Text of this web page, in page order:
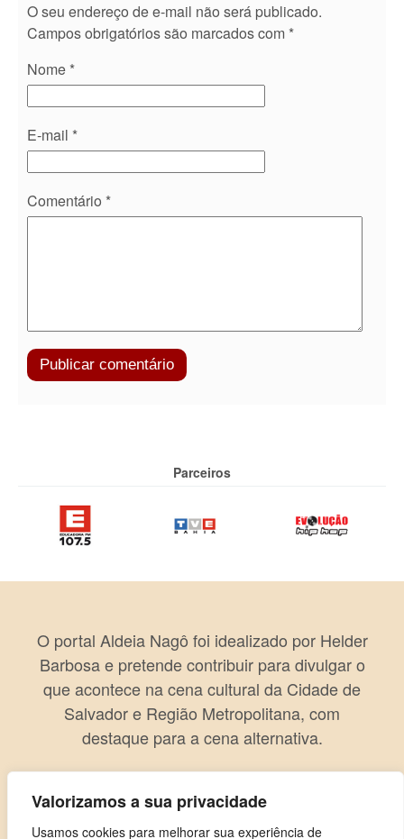
Valorizamos a sua privacidade
Usamos cookies para melhorar sua experiência de
O seu endereço de e-mail não será publicado.
Campos obrigatórios são marcados com *
Nome *
E-mail *
Comentário *
Parceiros
O portal Aldeia Nagô foi idealizado por Helder
Barbosa e pretende contribuir para divulgar o
que acontece na cena cultural da Cidade de
Salvador e Região Metropolitana, com
destaque para a cena alternativa.